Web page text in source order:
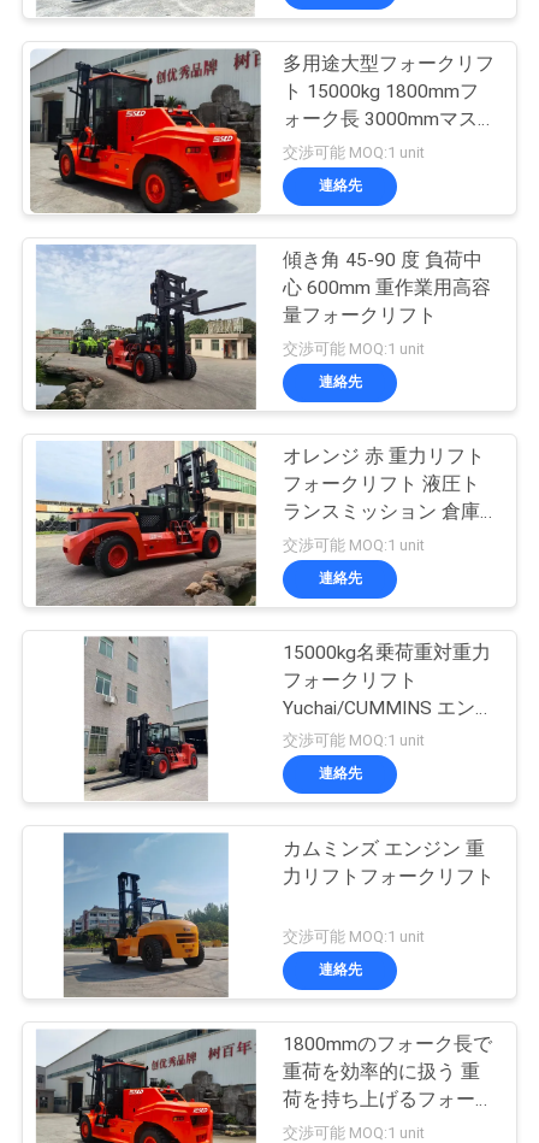
側面の積込み機のフ
ォークリフト
フォークリフトの
予備品
13
フォークリフトの
積込み機
16
テレハンドラーの
望遠鏡のフォーク
リフト
多用途大型フォークリフ
ト 15000kg 1800mmフ
ォーク長 3000mmマス
ト揚高 重作業ニーズに
対応
交渉可能 MOQ:1 unit
連絡先
傾き角 45-90 度 負荷中
心 600mm 重作業用高容
量フォークリフト
交渉可能 MOQ:1 unit
連絡先
オレンジ 赤 重力リフト
フォークリフト 液圧ト
ランスミッション 倉庫
操作用の前輪または後輪
方向付けタイプ
交渉可能 MOQ:1 unit
連絡先
15000kg名乗荷重対重力
フォークリフト
Yuchai/CUMMINS エンジ
ン性能
交渉可能 MOQ:1 unit
連絡先
カムミンズ エンジン 重
力リフトフォークリフト
交渉可能 MOQ:1 unit
連絡先
1800mmのフォーク長で
重荷を効率的に扱う 重
荷を持ち上げるフォーク
リフトと横向きシフト能
交渉可能 MOQ:1 unit